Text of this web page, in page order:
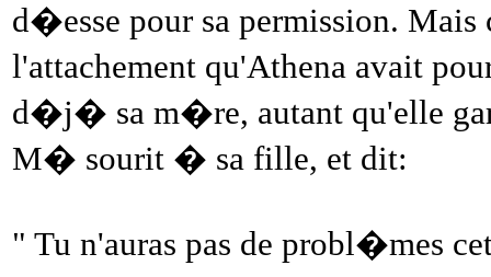
d�esse pour sa permission.
l'attachement qu'Athena avait
d�j� sa m�re, autant qu'elle
M� sourit � sa fille, et dit:
" Tu n'auras pas de probl�mes